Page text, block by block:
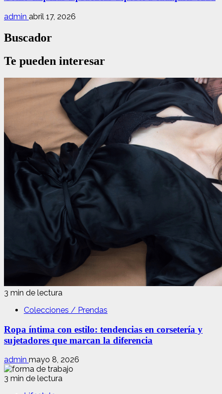
admin abril 17, 2026
Buscador
Te pueden interesar
3 min de lectura
Colecciones / Prendas
Ropa íntima con estilo: tendencias en corsetería y
sujetadores que marcan la diferencia
admin mayo 8, 2026
3 min de lectura